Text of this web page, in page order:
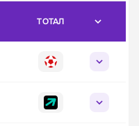
ТОТАЛ